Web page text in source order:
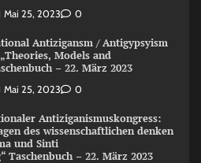
Mai 25, 2023 0
Antizigansm / Antigypsyism
Models and
– 22. März 2023
Mai 25, 2023 0
Antiziganismuskongress:
des wissenschaftlichen denken
und Sinti
Taschenbuch – 22. März 2023